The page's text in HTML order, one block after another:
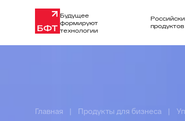
Будущее
формируют
технологии
Главная Продукты для бизнеса